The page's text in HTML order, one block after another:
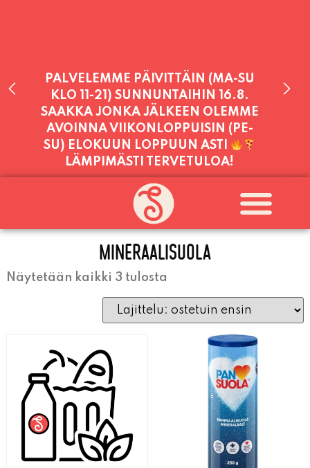
PALVELEMME PÄIVITTÄIN (MA-SU
KLO 11-21) SUNNUNTAIHIN 16.8.
SAAKKA JONKA JÄLKEEN OLEMME
AVOINNA VIIKONLOPPUISIN (PE-
SU) ELOKUUN LOPPUUN ASTI
LÄMPIMÄSTI TERVETULOA!
PALVELEMME TÄNÄÄN:
TORSTAI11:00 - 21:00
MINERAALISUOLA
Näytetään kaikki 3 tulosta